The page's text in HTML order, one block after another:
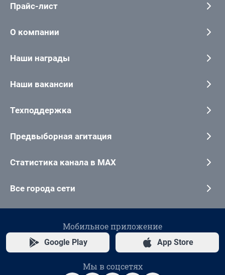
Прайс-лист
О компании
Наши награды
Наши вакансии
Техподдержка
Предвыборная агитация
Статистика канала в MAX
Все города сети
Мобильное приложение
Google Play App Store
Мы в соцсетях